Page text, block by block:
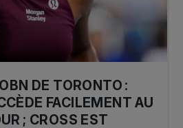
DE TORONTO :
FACILEMENT AU
; CROSS EST